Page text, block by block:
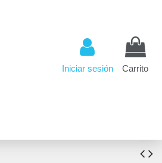
Iniciar sesión Carrito